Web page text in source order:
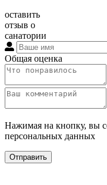
оставить
отзыв о
санатории
Общая оценка
Нажимая на кнопку, вы
персональных данных
Отправить